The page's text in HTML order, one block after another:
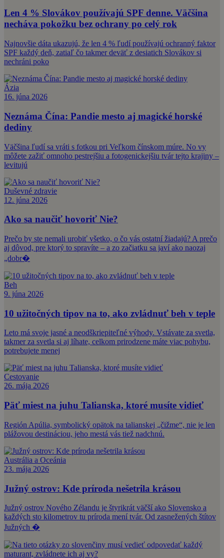
Len 4 % Slovákov používajú SPF denne. Väčšina
necháva pokožku bez ochrany po celý rok
Najnovšie dáta ukazujú, že len 4 % ľudí používajú ochranný faktor
SPF každý deň, zatiaľ čo takmer deväť z desiatich Slovákov si
nechráni poko
Ázia
16. júna 2026
Neznáma Čína: Pandie mesto aj magické horské
dediny
Väčšina ľudí sa vráti s fotkou pri Veľkom čínskom múre. No vy
môžete zažiť omnoho pestrejšiu a fotogenickejšiu tvár tejto krajiny –
levitujú
Duševné zdravie
12. júna 2026
Ako sa naučiť hovoriť Nie?
Prečo by ste nemali urobiť všetko, o čo vás ostatní žiadajú? A prečo
aj dôvod, pre ktorý to spravíte – a zo začiatku sa javí ako naozaj
„dobr�
Beh
9. júna 2026
10 užitočných tipov na to, ako zvládnuť beh v teple
Leto má svoje jasné a neodškriepiteľné výhody. Vstávate za svetla,
takmer za svetla si aj líhate, celkom prirodzene máte viac pohybu,
potrebujete menej
Cestovanie
26. mája 2026
Päť miest na juhu Talianska, ktoré musíte vidieť
Región Apúlia, symbolický opätok na talianskej „čižme“, nie je len
plážovou destináciou, jeho mestá vás tiež nadchnú.
Austrália a Oceánia
23. mája 2026
Južný ostrov: Kde príroda nešetrila krásou
Južný ostrov Nového Zélandu je štyrikrát väčší ako Slovensko a
každých sto kilometrov tu príroda mení tvár. Od zasnežených štítov
Južných �